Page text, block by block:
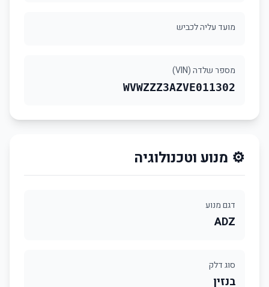
מועד עליה לכביש
מספר שלדה (VIN)
WVWZZZ3AZVE011302
⚙️ מנוע וטכנולוגיה
דגם מנוע
ADZ
סוג דלק
בנזין